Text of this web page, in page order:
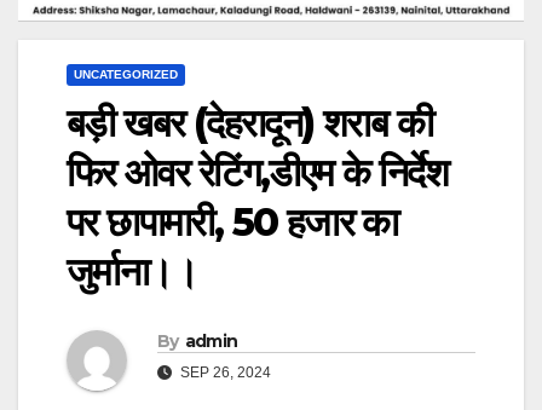
UNCATEGORIZED
बड़ी खबर (देहरादून) शराब की
फिर ओवर रेटिंग,डीएम के निर्देश
पर छापामारी, 50 हजार का
जुर्माना।।
By admin
SEP 26, 2024